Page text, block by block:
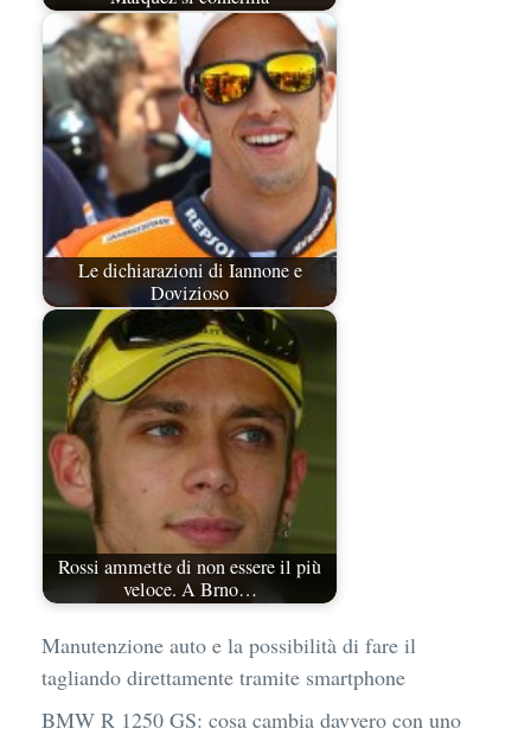
Le dichiarazioni di Iannone e
Dovizioso
Rossi ammette di non essere il più
veloce. A Brno…
Manutenzione auto e la possibilità di fare il
tagliando direttamente tramite smartphone
BMW R 1250 GS: cosa cambia davvero con uno